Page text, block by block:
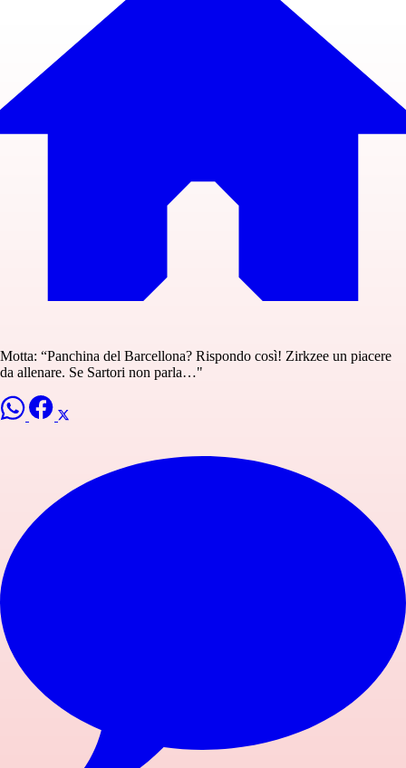
Motta: “Panchina del Barcellona? Rispondo così! Zirkzee un piacere
da allenare. Se Sartori non parla…"